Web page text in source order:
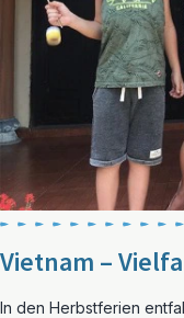
Vietnam –
In den Herbstferien